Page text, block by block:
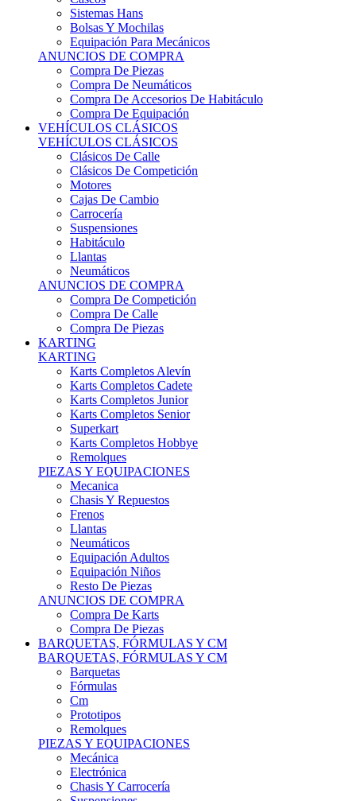
Suspensiones
Habitáculo
Llantas
Neumáticos
ANUNCIOS DE COMPRA
Compra De Competición
Compra De Calle
Compra De Piezas
KARTING
KARTING
Karts Completos Alevín
Karts Completos Cadete
Karts Completos Junior
Karts Completos Senior
Superkart
Karts Completos Hobbye
Remolques
PIEZAS Y EQUIPACIONES
Mecanica
Chasis Y Repuestos
Frenos
Llantas
Neumáticos
Equipación Adultos
Equipación Niños
Resto De Piezas
ANUNCIOS DE COMPRA
Compra De Karts
Compra De Piezas
BARQUETAS, FÓRMULAS Y CM
BARQUETAS, FÓRMULAS Y CM
Barquetas
Fórmulas
Cm
Prototipos
Remolques
PIEZAS Y EQUIPACIONES
Mecánica
Electrónica
Chasis Y Carrocería
Suspensiones
Frenos
Llantas
Neumáticos
Resto De Piezas
ANUNCIOS DE COMPRA
Compra Vehículos
Compra De Piezas
CARCROSS Y FÓRMULAS
CARCROSS Y FORMULAS TT
Carcross
Formulas Tt Autocross
Remolques
PIEZAS Y EQUIPACIONES
Mecanica
Electrónica